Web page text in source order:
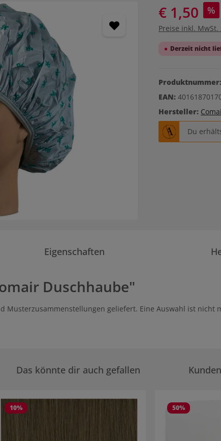
€ 1,50 %
Preise inkl.
Derzeit nicht
Produktnummer:
EAN:
Hersteller:
Du
Eigenschaften
Duschhaube"
Musterzusammenstellungen geliefert. Eine Auswahl ist nicht
Das könnte dir auch gefallen
10% 50%